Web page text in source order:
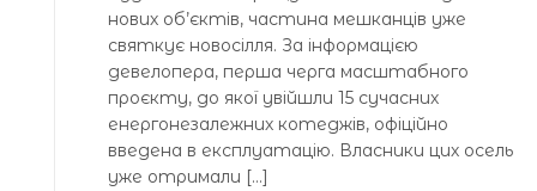
нових об’єктів, частина мешканців уже
святкує новосілля. За інформацією
девелопера, перша черга масштабного
проєкту, до якої увійшли 15 сучасних
енергонезалежних котеджів, офіційно
введена в експлуатацію. Власники цих осель
уже отримали […]